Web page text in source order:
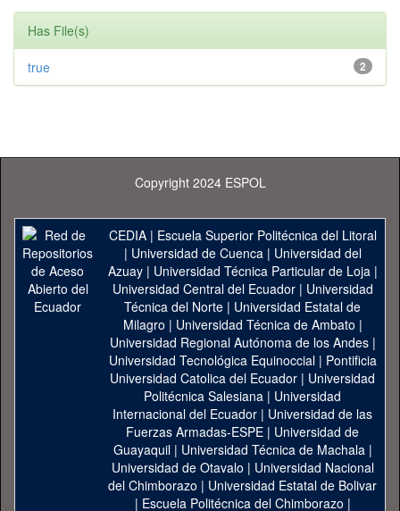
Has File(s)
2
true
Copyright 2024 ESPOL
CEDIA| Escuela Superior Politécnica del Litoral
| Universidad de Cuenca| Universidad del
Azuay| Universidad Técnica Particular de Loja|
Universidad Central del Ecuador| Universidad
Técnica del Norte | Universidad Estatal de
Milagro | Universidad Técnica de Ambato |
Universidad Regional Autónoma de los Andes|
Universidad Tecnológica Equinoccial| Pontificia
Universidad Catolica del Ecuador | Universidad
Politécnica Salesiana | Universidad
Internacional del Ecuador | Universidad de las
Fuerzas Armadas-ESPE | Universidad de
Guayaquil| Universidad Técnica de Machala|
Universidad de Otavalo | Universidad Nacional
del Chimborazo | Universidad Estatal de Bolivar
| Escuela Politécnica del Chimborazo |